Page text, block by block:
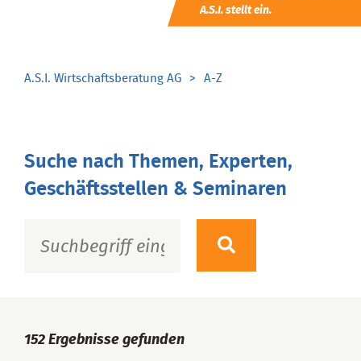
A.S.I. stellt ein.
A.S.I. Wirtschaftsberatung AG A-Z
Suche nach Themen, Experten,
Geschäftsstellen & Seminaren
152 Ergebnisse gefunden